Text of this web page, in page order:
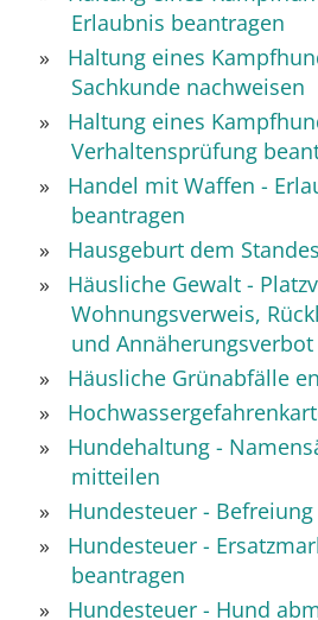
Erlaubnis beantragen
Haltung eines
Sachkunde nachweisen
Haltung eines
Verhaltensprüfung
Handel mit Waffen -
beantragen
Hausgeburt dem
Häusliche Gewalt -
Wohnungsverweis,
und
Häusliche Grünabfälle
Hundehaltung -
mitteilen
Hundesteuer -
Hundesteuer -
beantragen
Hundesteuer - Hund